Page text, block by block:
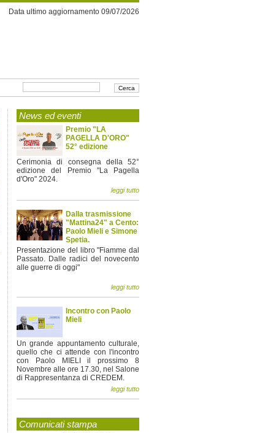
Data ultimo aggiornamento 09/07/2026
News ed eventi
Premio "LA
PAGELLA D'ORO"
52° edizione
Cerimonia di consegna della 52°
edizione del Premio "La Pagella
d'Oro" 2024.
leggi tutto
Dalla trasmissione
"Mattina24" a Cento:
Paolo Mieli e Simone
Spetia.
Presentazione del libro "Fiamme dal
Passato. Dalle radici del novecento
alle guerre di oggi"
leggi tutto
Incontro con Paolo
Mieli
Un grande appuntamento culturale,
quello che ci attende con l'incontro
con Paolo MIELI il prossimo 8
Novembre alle ore 17.30, nel Salone
di Rappresentanza di CREDEM.
leggi tutto
Comunicati stampa